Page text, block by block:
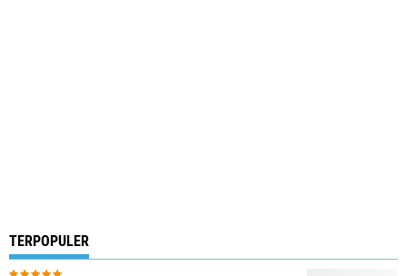
TERPOPULER